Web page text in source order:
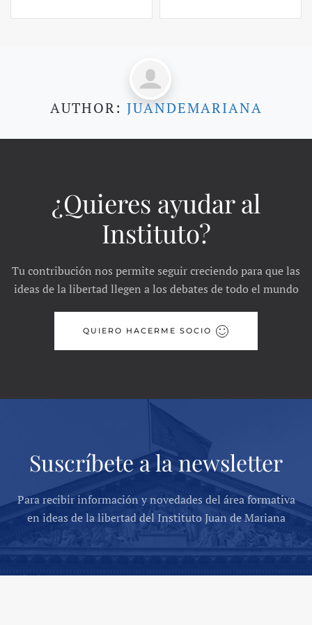
AUTHOR: JUANDEMARIANA
¿Quieres ayudar al
Instituto?
Tu contribución nos permite seguir creciendo para que las
ideas de la libertad llegen a los debates de todo el mundo
QUIERO HACERME SOCIO
Suscríbete a la newsletter
Para recibir información y novedades del área formativa
en ideas de la libertad del Instituto Juan de Mariana